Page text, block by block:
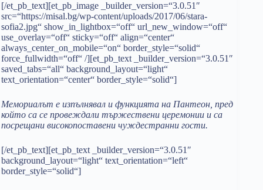
[/et_pb_text][et_pb_image _builder_version=“3.0.51″
src=“https://misal.bg/wp-content/uploads/2017/06/stara-
sofia2.jpg“ show_in_lightbox=“off“ url_new_window=“off“
use_overlay=“off“ sticky=“off“ align=“center“
always_center_on_mobile=“on“ border_style=“solid“
force_fullwidth=“off“ /][et_pb_text _builder_version=“3.0.51″
saved_tabs=“all“ background_layout=“light“
text_orientation=“center“ border_style=“solid“]
Мемориалът е изпълнявал и функцията на Пантеон, пред
който са се провеждали тържествени церемонии и са
посрещани високопоставени чуждестранни гости.
[/et_pb_text][et_pb_text _builder_version=“3.0.51″
background_layout=“light“ text_orientation=“left“
border_style=“solid“]